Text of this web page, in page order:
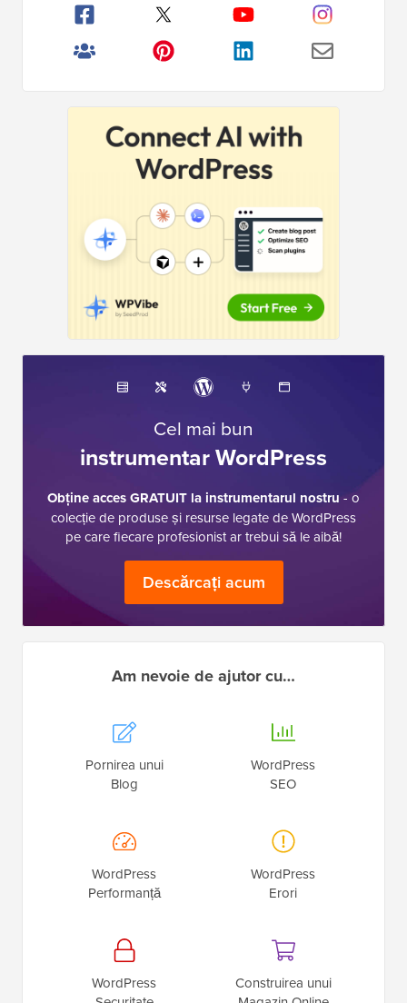
Cel mai bun
instrumentar WordPress
Obține acces GRATUIT la instrumentarul nostru - o
colecție de produse și resurse legate de WordPress
pe care fiecare profesionist ar trebui să le aibă!
Descărcați acum
Am nevoie de ajutor cu…
Pornirea unui
Blog
WordPress
SEO
WordPress
Performanță
WordPress
Erori
WordPress
Construirea unui